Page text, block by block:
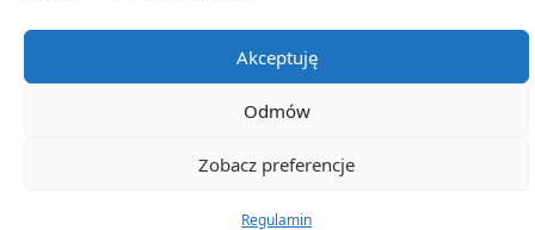
Akceptuję
Odmów
Zobacz preferencje
Regulamin